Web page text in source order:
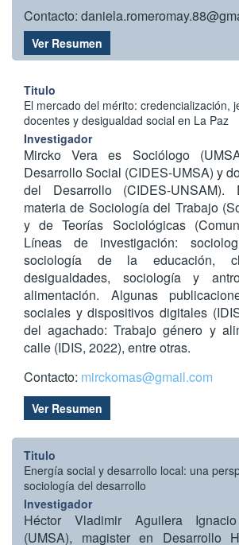
Contacto:
Ver Resumen
Titulo
El mercado del mérito: credencialización,
docentes y desigualdad social en La Paz
Investigador
Mircko Vera es
Sociólogo
Desarrollo Social (CIDES-UMSA) y
del Desarrollo (CIDES-
materia de Sociología del Trabajo
y de Teorías Sociológicas
Líneas de investigación:
sociología de la educación,
desigualdades, sociología y
alimentación. Algunas
sociales y dispositivos digitales
del agachado: Trabajo género y
calle (IDIS, 2022), entre otras.
Contacto: mirckomas@gmail.com
Ver Resumen
Titulo
Energía social y desarrollo local: una
sociología del desarrollo
Investigador
Héctor Vladimir Aguilera
(UMSA), magister en Desarrollo